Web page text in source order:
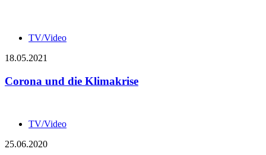
TV/Video
18.05.2021
Corona und die Klimakrise
TV/Video
25.06.2020